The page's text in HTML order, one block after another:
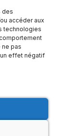
des
accéder aux
technologies
ne pas
effet négatif
Côtes-
camping-